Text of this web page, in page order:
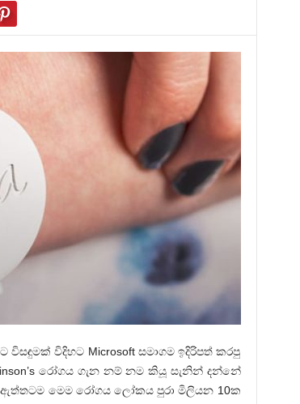
විදිහට Microsoft සමාගම ඉදිරිපත් කරපු
රෝගය ගැන නම් නම කියූ සැනින් දන්නේ
මෙම රෝගය ලෝකය පුරා මිලියන 10ක